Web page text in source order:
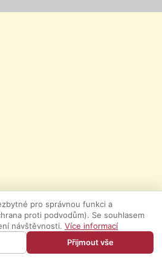
pro správnou funkci a
proti podvodům). Se souhlasem
návštěvnosti. Více informací
Přijmout vše